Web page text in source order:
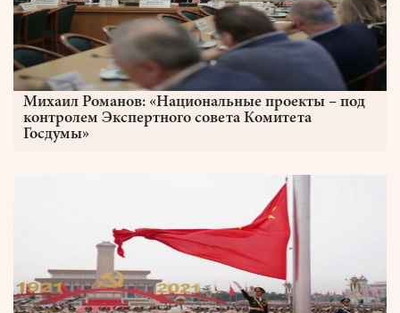
Михаил Романов: «Национальные проекты – под
контролем Экспертного совета Комитета
Госдумы»